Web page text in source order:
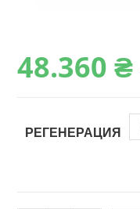
48.360₴
РЕГЕНЕРАЦИЯ